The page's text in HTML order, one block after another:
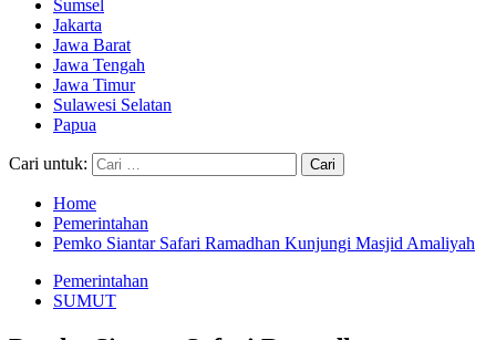
Sumsel
Jakarta
Jawa Barat
Jawa Tengah
Jawa Timur
Sulawesi Selatan
Papua
Cari untuk:
Home
Pemerintahan
Pemko Siantar Safari Ramadhan Kunjungi Masjid Amaliyah
Pemerintahan
SUMUT